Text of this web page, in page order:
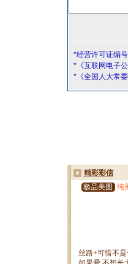
*经营许可证编
*《互联网电子
*《全国人大常